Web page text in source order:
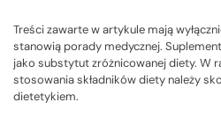
Treści zawarte w artykule mają
stanowią porady medycznej.
jako substytut zróżnicowanej diety. W
stosowania składników diety należy
dietetykiem.